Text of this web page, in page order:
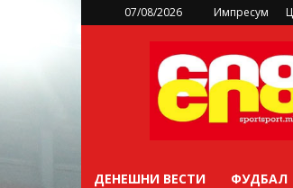
07/08/2026 Импресум
sportsport.mk
ДЕНЕШНИ ВЕСТИ ФУДБАЛ